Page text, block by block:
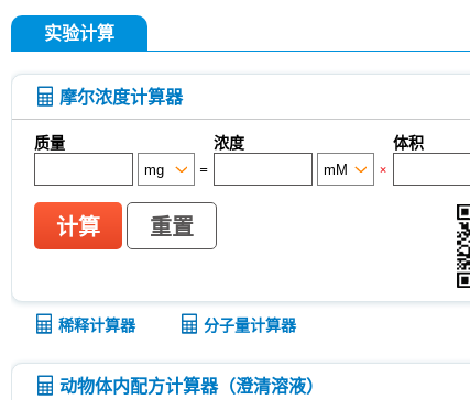
实验计算
摩尔浓度计算器
质量 浓度 体积
=
×
计算 重置
稀释计算器 分子量计算器
动物体内配方计算器（澄清溶液）